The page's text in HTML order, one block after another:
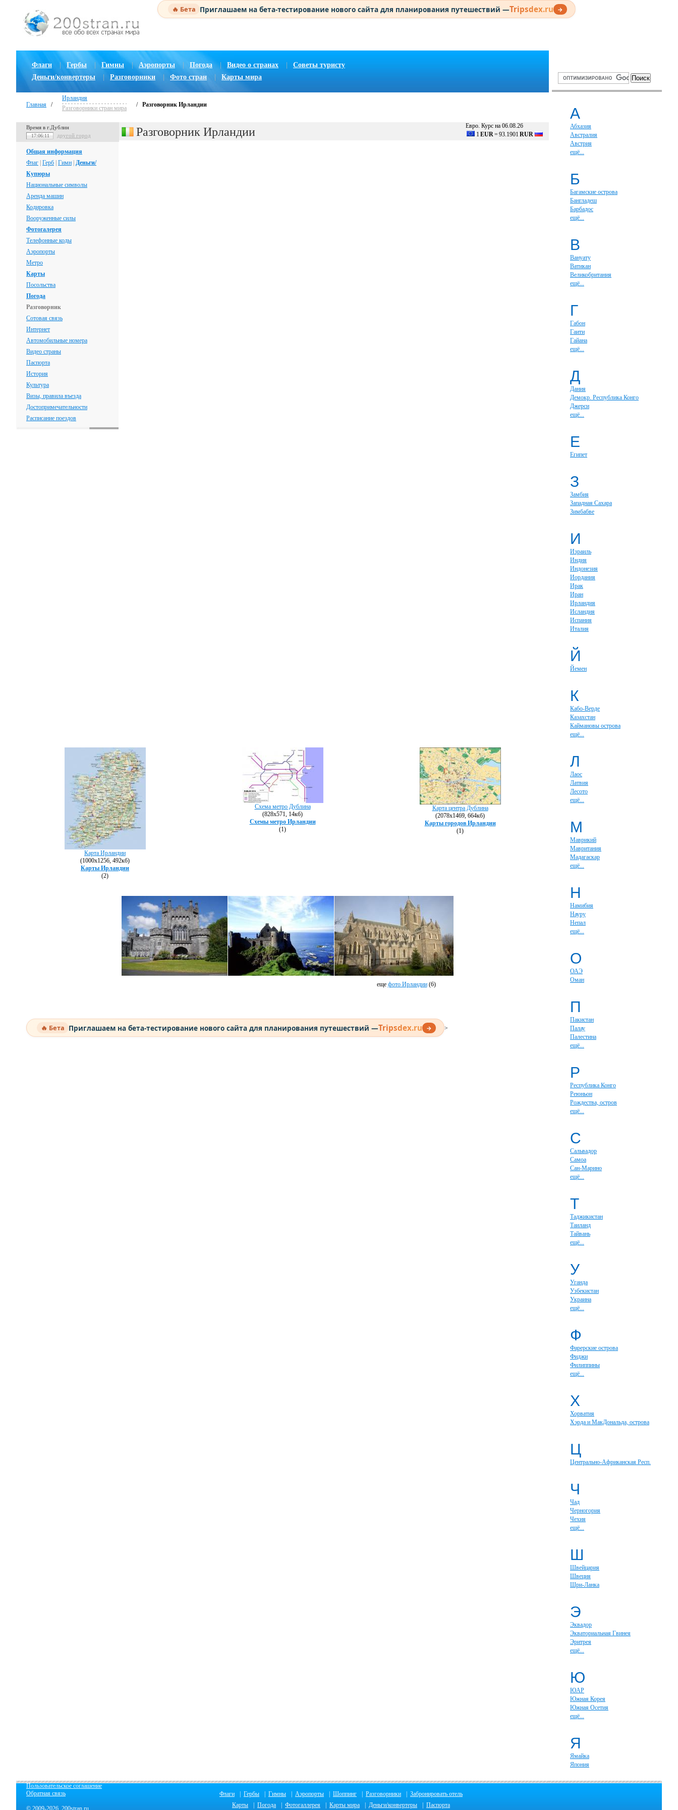
🔥 Бета Приглашаем на бета-тестирование нового сайта для планирования путешествий —Tripsdex.ru →
Флаги Гербы Гимны | Аэропорты Погода | Видео о странах
Советы туристу
Деньги/конвертеры
Разговорники Фото стран Карты мира
Главная /
Ирландия
Разговорники стран мира
/ Разговорник Ирландии
Время в г.Дублин
17:06:12 другой город
Общая информация
Флаг Герб Гимн Деньги/
Купюры
Национальные символы
Аренда машин
Кодировка
Вооруженные силы
Фотогалерея
Телефонные коды
Аэропорты
Метро
Карты
Посольства
Погода
Разговорник
Сотовая связь
Интернет
Автомобильные номера
Видео страны
Паспорта
История
Культура
Визы, правила въезда
Достопримечательности
Расписание поездов
Евро. Курс на 06.08.26
1 EUR=93.1901 RUR
Разговорник Ирландии
Карта Ирландии
(1000х1256, 492кб)
Карты Ирландии
(2)
Схема метро Дублина
(828х571, 14кб)
Схемы метро Ирландии
(1)
Карта центра Дублина
(2078х1469, 664кб)
Карты городов Ирландии
(1)
еще фото Ирландии(6)
🔥 Бета Приглашаем на бета-тестирование нового сайта для планирования путешествий —Tripsdex.ru → >
А
Абхазия
Австралия
Австрия
ещё...
Б
Багамские острова
Бангладеш
Барбадос
ещё...
В
Вануату
Ватикан
Великобритания
ещё...
Г
Габон
Гаити
Гайана
ещё...
Д
Дания
Демокр. Республика Конго
Джерси
ещё...
Е
Египет
З
Замбия
Западная Сахара
Зимбабве
И
Израиль
Индия
Индонезия
Иордания
Ирак
Иран
Ирландия
Исландия
Испания
Италия
Й
Йемен
К
Кабо-Верде
Казахстан
Каймановы острова
ещё...
Л
Лаос
Латвия
Лесото
ещё...
М
Маврикий
Мавритания
Мадагаскар
ещё...
Н
Намибия
Науру
Непал
ещё...
О
ОАЭ
Оман
П
Пакистан
Палау
Палестина
ещё...
Р
Республика Конго
Реюньон
Рождества, остров
ещё...
С
Сальвадор
Самоа
Сан-Марино
ещё...
Т
Таджикистан
Таиланд
Тайвань
ещё...
У
Уганда
Узбекистан
Украина
ещё...
Ф
Фарерские острова
Фиджи
Филиппины
ещё...
Х
Хорватия
Хэрда и МакДональда, острова
Ц
Центрально-Африканская Респ.
Ч
Чад
Черногория
Чехия
ещё...
Ш
Швейцария
Швеция
Шри-Ланка
Э
Эквадор
Экваториальная Гвинея
Эритрея
ещё...
Ю
ЮАР
Южная Корея
Южная Осетия
ещё...
Я
Ямайка
Япония
Пользовательское соглашение
Обратная связь
© 2009-2026 200stran.ru
Флаги Гербы Гимны Аэропорты Шоппинг Разговорники
Забронировать отель
Карты
Погода Фотогаллерея Карты мира Деньги/конвертеры Паспорта